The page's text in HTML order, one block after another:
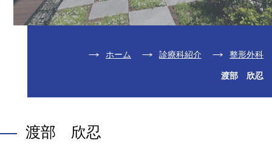
ホーム 診療科紹介 整形外科
渡部 欣忍
渡部 欣忍